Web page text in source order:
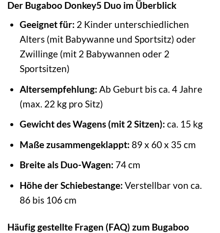
Der Bugaboo Donkey5 Duo im Überblick
Geeignet für: 2 Kinder unterschiedlichen
Alters (mit Babywanne und Sportsitz) oder
Zwillinge (mit 2 Babywannen oder 2
Sportsitzen)
Altersempfehlung: Ab Geburt bis ca. 4 Jahre
(max. 22 kg pro Sitz)
Gewicht des Wagens (mit 2 Sitzen): ca. 15 kg
Maße zusammengeklappt: 89 x 60 x 35 cm
Breite als Duo-Wagen: 74 cm
Höhe der Schiebestange: Verstellbar von ca.
86 bis 106 cm
Häufig gestellte Fragen (FAQ) zum Bugaboo